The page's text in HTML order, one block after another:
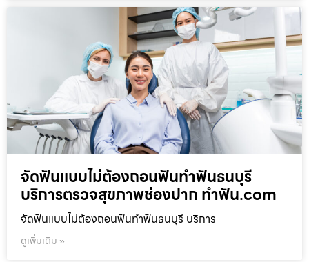
จัดฟันแบบไม่ต้องถอนฟันทำฟันธนบุรี
บริการตรวจสุขภาพช่องปาก ทำฟัน.com
จัดฟันแบบไม่ต้องถอนฟันทำฟันธนบุรี บริการ
ดูเพิ่มเติม »